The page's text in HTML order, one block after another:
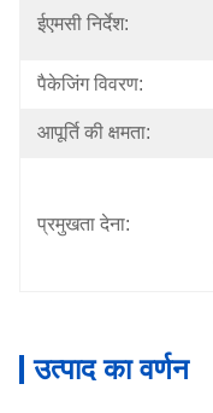
ईएमसी निर्देश:
पैकेजिंग विवरण:
आपूर्ति की क्षमता:
प्रमुखता देना:
उत्पाद का वर्णन